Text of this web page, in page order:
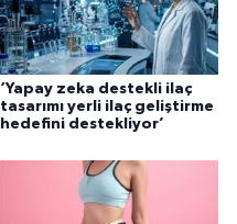
‘Yapay zeka destekli ilaç
tasarımı yerli ilaç geliştirme
hedefini destekliyor’